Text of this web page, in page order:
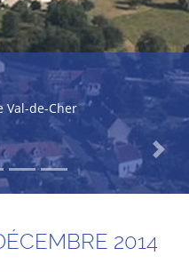
Val-de-Cher
Next
2014